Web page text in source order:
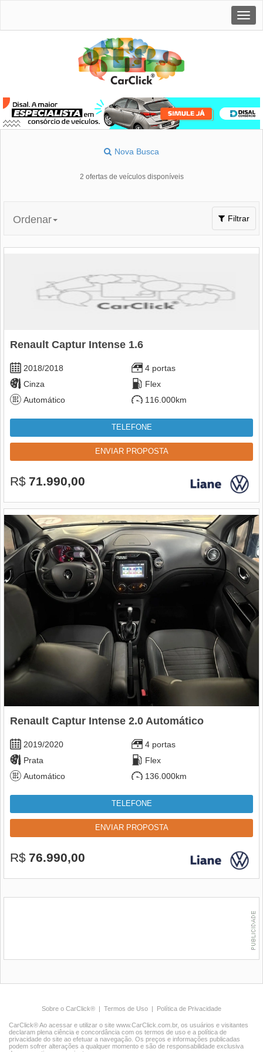
Nova Busca
2 ofertas de veículos disponíveis
Toggle
navigation
Filtrar
Ordenar
Renault Captur Intense 1.6
2018/2018
4 portas
Cinza
Flex
Automático
116.000km
TELEFONE
ENVIAR PROPOSTA
R$ 71.990,00
Renault Captur Intense 2.0 Automático
2019/2020
4 portas
Prata
Flex
Automático
136.000km
TELEFONE
ENVIAR PROPOSTA
R$ 76.990,00
Sobre o CarClick® | Termos de Uso | Política de Privacidade
CarClick® Ao acessar e utilizar o site www.CarClick.com.br, os usuários e visitantes
declaram plena ciência e concordância com os termos de uso e a política de
privacidade do site ao efetuar a navegação. Os preços e informações publicadas
podem sofrer alterações a qualquer momento e são de responsabilidade exclusiva